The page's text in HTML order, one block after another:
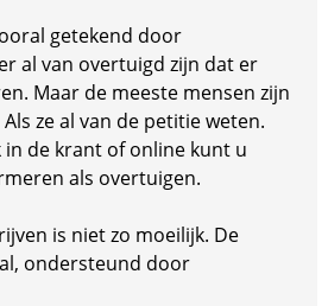
getekend door
al van overtuigd zijn dat er
Maar de meeste mensen zijn
ze al van de petitie weten.
de krant of online kunt u
als overtuigen.
is niet zo moeilijk. De
ondersteund door